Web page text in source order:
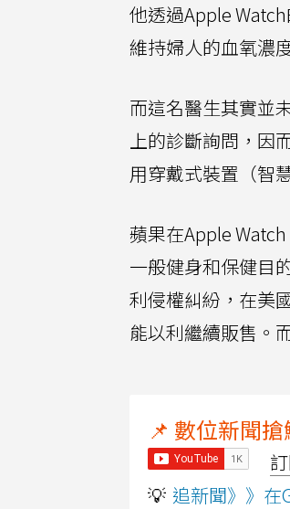
他透過Apple
維持婦人的血氧濃
而這名醫生其實並
上的診斷詢問，因
用穿戴式裝置（智
蘋果在Apple
一般健身和保健目
利侵權糾紛，在美
能以利繼續販售。
📌 數位新聞搶
💡 追新聞》》在